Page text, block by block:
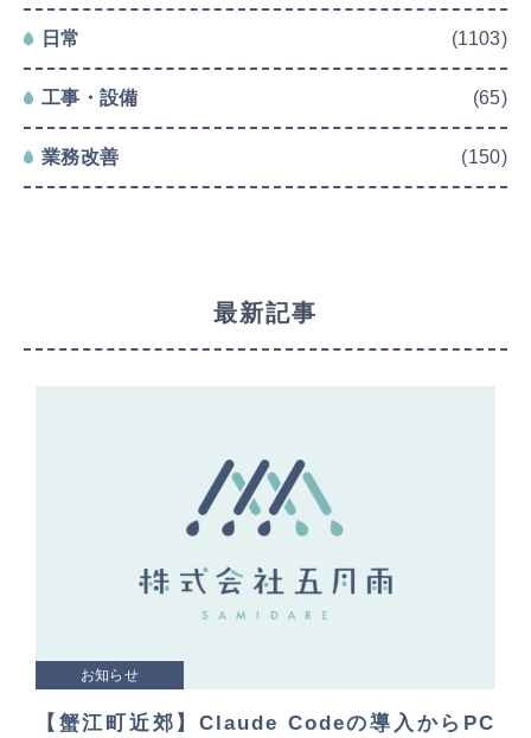
日常 (1103)
工事・設備 (65)
業務改善 (150)
最新記事
お知らせ
【蟹江町近郊】Claude Codeの導入からPC